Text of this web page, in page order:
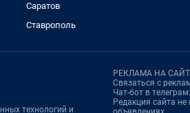
Саратов
Ставрополь
технологий и
РЕКЛАМА НА
Связаться с
Чат-бот в телеграм:
Редакция сайта